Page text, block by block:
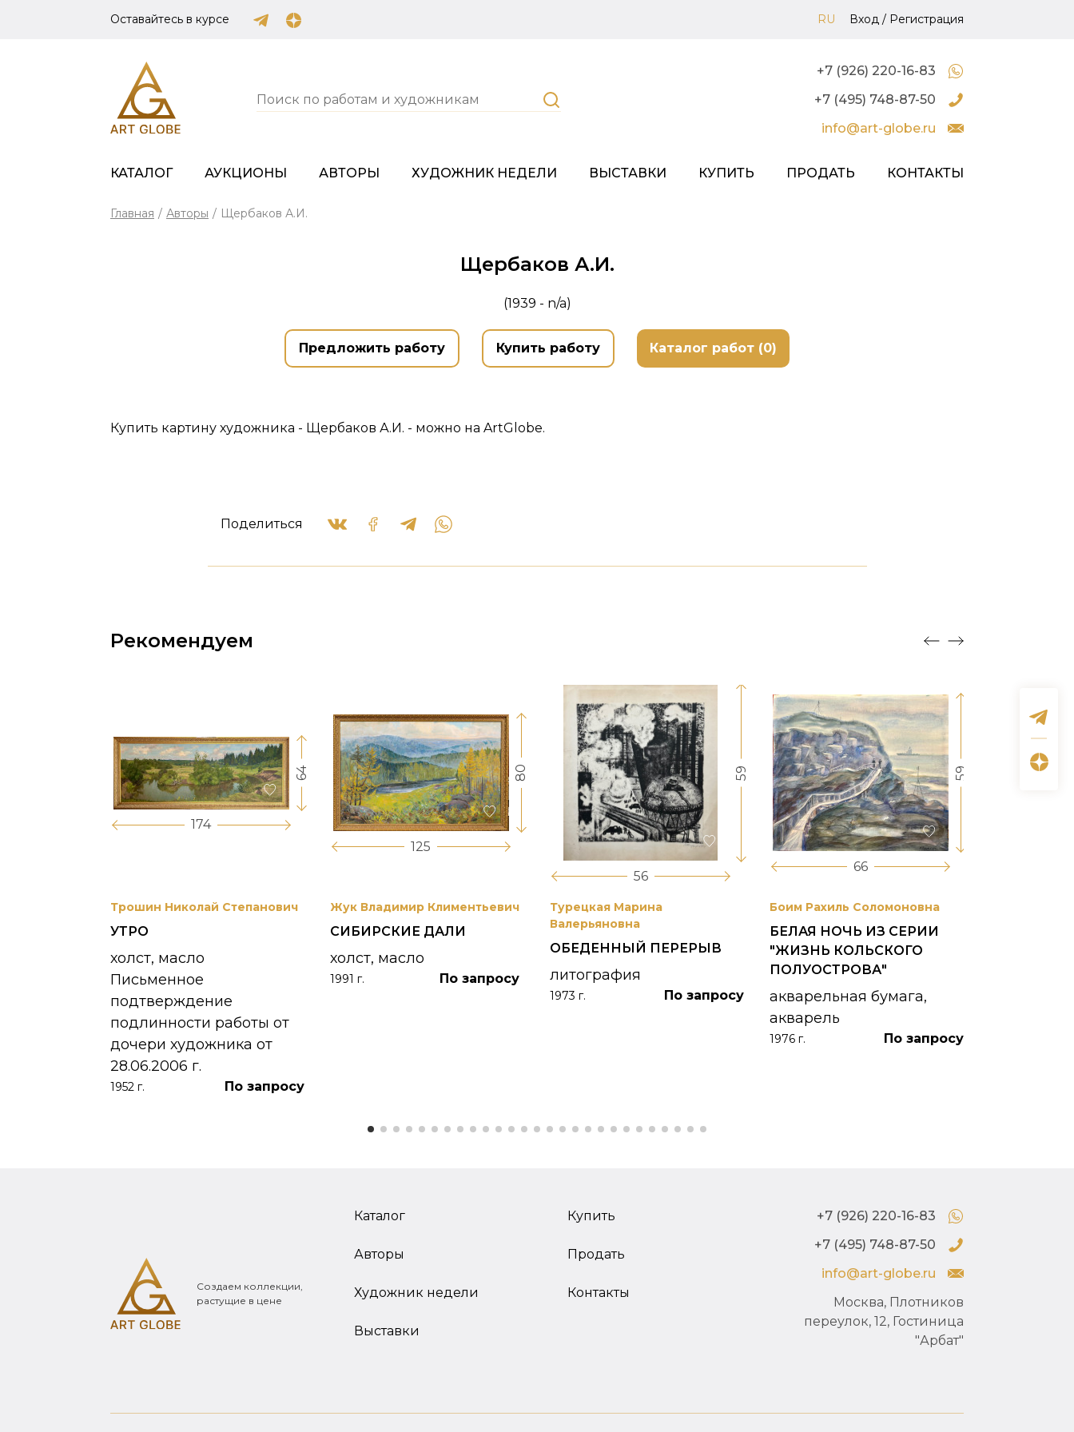
Оставайтесь в курсе RU Вход / Регистрация
+7 (926) 220-16-83
+7 (495) 748-87-50
info@art-globe.ru
КАТАЛОГ АУКЦИОНЫ АВТОРЫ ХУДОЖНИК НЕДЕЛИ ВЫСТАВКИ КУПИТЬ ПРОДАТЬ КОНТАКТЫ
Главная / Авторы / Щербаков А.И.
Щербаков А.И.
(1939 - n/a)
Предложить работу Купить работу Каталог работ (0)
Купить картину художника - Щербаков А.И. - можно на ArtGlobe.
Поделиться
Рекомендуем
174
64
Трошин Николай Степанович
УТРО
холст, масло
Письменное
подтверждение
подлинности работы от
дочери художника от
28.06.2006 г.
1952 г. По запросу
125
80
Жук Владимир Климентьевич
СИБИРСКИЕ ДАЛИ
холст, масло
1991 г. По запросу
56
59
Турецкая Марина
Валерьяновна
ОБЕДЕННЫЙ ПЕРЕРЫВ
литография
1973 г. По запросу
66
59
Боим Рахиль Соломоновна
БЕЛАЯ НОЧЬ ИЗ СЕРИИ
"ЖИЗНЬ КОЛЬСКОГО
ПОЛУОСТРОВА"
акварельная бумага,
акварель
1976 г. По запросу
Создаем коллекции,
растущие в цене
Каталог
Авторы
Художник недели
Выставки
Купить
Продать
Контакты
+7 (926) 220-16-83
+7 (495) 748-87-50
info@art-globe.ru
Москва, Плотников
переулок, 12, Гостиница
"Арбат"